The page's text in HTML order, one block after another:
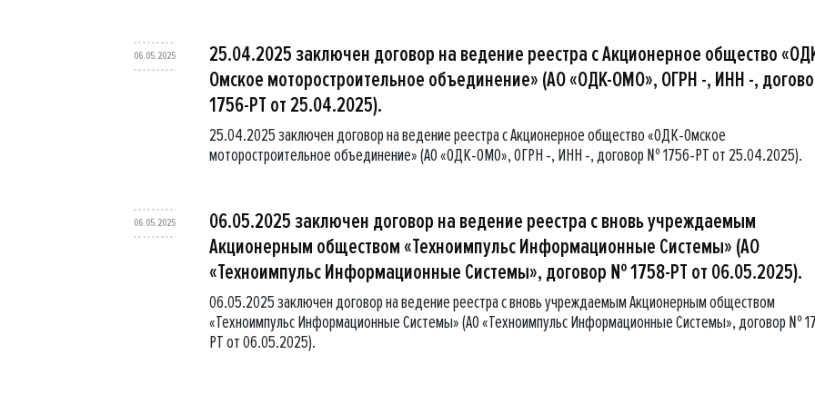
06.05.2025
25.04.2025 заключен договор на ведение реестра с Акционерное общество
Омское моторостроительное объединение» (АО «ОДК-ОМО», ОГРН -, ИНН -,
1756-РТ от 25.04.2025).
25.04.2025 заключен договор на ведение реестра с Акционерное общество «ОДК-Омское
моторостроительное объединение» (АО «ОДК-ОМО», ОГРН -, ИНН -, договор № 1756-РТ от 25.04.2025).
06.05.2025
06.05.2025 заключен договор на ведение реестра с вновь учреждаемым
Акционерным обществом «Техноимпульс Информационные Системы» (АО
«Техноимпульс Информационные Системы», договор № 1758-РТ от 06.05.2025).
06.05.2025 заключен договор на ведение реестра с вновь учреждаемым Акционерным обществом
«Техноимпульс Информационные Системы» (АО «Техноимпульс Информационные Системы», договор №
РТ от 06.05.2025).